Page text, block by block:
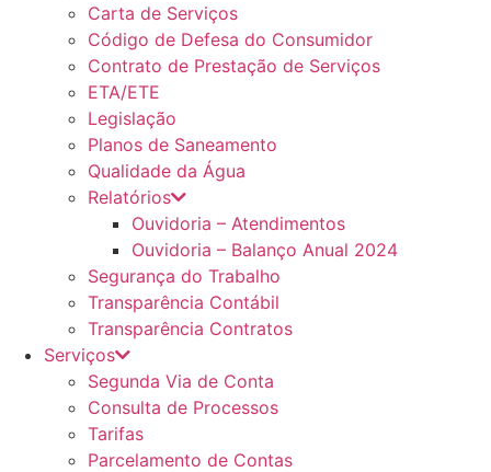
Carta de Serviços
Código de Defesa do Consumidor
Contrato de Prestação de Serviços
ETA/ETE
Legislação
Planos de Saneamento
Qualidade da Água
Relatórios
Ouvidoria – Atendimentos
Ouvidoria – Balanço Anual 2024
Segurança do Trabalho
Transparência Contábil
Transparência Contratos
Serviços
Segunda Via de Conta
Consulta de Processos
Tarifas
Parcelamento de Contas